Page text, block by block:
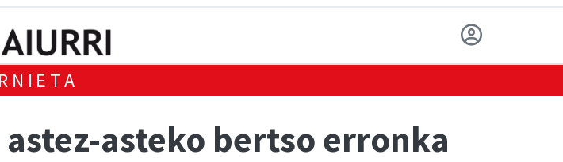
asteko bertso erronka